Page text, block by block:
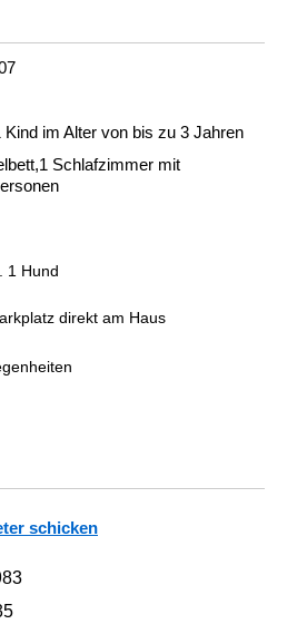
im Alter von bis zu 3 Jahren
Schlafzimmer mit
1 Hund
direkt am Haus
schicken